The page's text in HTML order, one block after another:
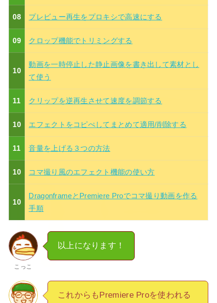
08 プレビュー再生をプロキシで高速にする
09 クロップ機能でトリミングする
10
動画を一時停止した静止画像を書き出して素材とし
て使う
11 クリップを逆再生させて速度を調節する
10 エフェクトをコピぺしてまとめて適用/削除する
11 音量を上げる３つの方法
10 コマ撮り風のエフェクト機能の使い方
10
DragonframeとPremiere Proでコマ撮り動画を作る
手順
こっこ
以上になります！
これからもPremiere Proを使われる